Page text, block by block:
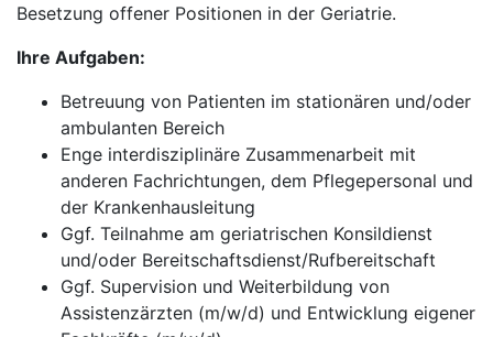
Besetzung offener Positionen in der Geriatrie.
Ihre Aufgaben:
Betreuung von Patienten im stationären und/oder
ambulanten Bereich
Enge interdisziplinäre Zusammenarbeit mit
anderen Fachrichtungen, dem Pflegepersonal und
der Krankenhausleitung
Ggf. Teilnahme am geriatrischen Konsildienst
und/oder Bereitschaftsdienst/Rufbereitschaft
Ggf. Supervision und Weiterbildung von
Assistenzärzten (m/w/d) und Entwicklung eigener